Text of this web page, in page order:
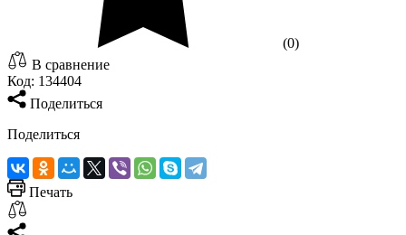
(0)
В сравнение
Код: 134404
Поделиться
Поделиться
Печать